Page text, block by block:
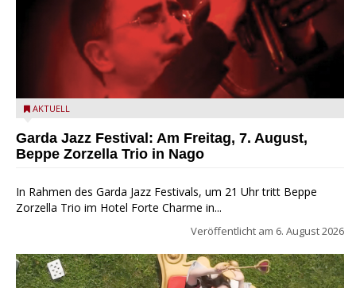
Beppe Zorzella Trio zu Gast beim Garda Jazz Festival
AKTUELL
Garda Jazz Festival: Am Freitag, 7. August,
Beppe Zorzella Trio in Nago
In Rahmen des Garda Jazz Festivals, um 21 Uhr tritt Beppe
Zorzella Trio im Hotel Forte Charme in...
Veröffentlicht am 6. August 2026